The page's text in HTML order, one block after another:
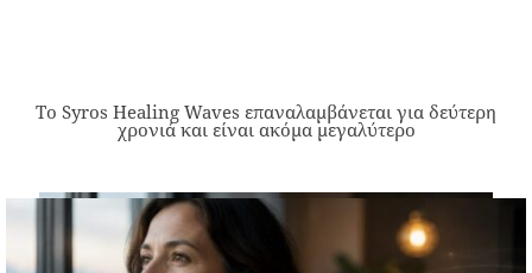
Το Syros Healing Waves επαναλαμβάνεται για δεύτερη
χρονιά και είναι ακόμα μεγαλύτερο